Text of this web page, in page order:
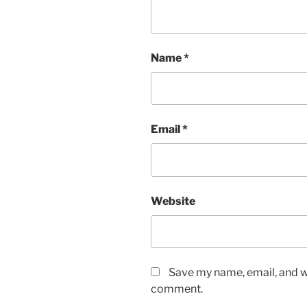
Name*
Email *
Website
Save my name, email, and
comment.